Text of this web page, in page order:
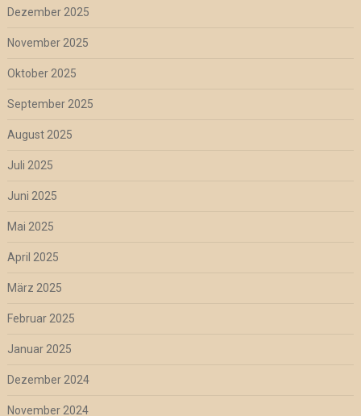
Dezember 2025
November 2025
Oktober 2025
September 2025
August 2025
Juli 2025
Juni 2025
Mai 2025
April 2025
März 2025
Februar 2025
Januar 2025
Dezember 2024
November 2024